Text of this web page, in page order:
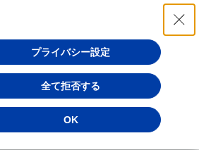
プライバシー設定
全て拒否する
OK